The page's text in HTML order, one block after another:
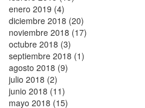
enero 2019 (4)
diciembre 2018 (20)
noviembre 2018 (17)
octubre 2018 (3)
septiembre 2018 (1)
agosto 2018 (9)
julio 2018 (2)
junio 2018 (11)
mayo 2018 (15)